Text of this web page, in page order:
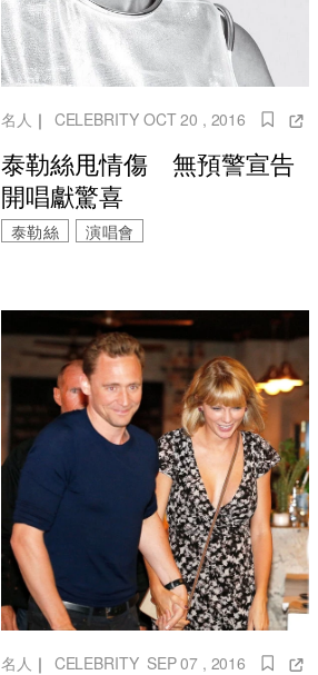
名人 ｜ CELEBRITY OCT 20 , 2016
泰勒絲甩情傷 無預警宣告
開唱獻驚喜
泰勒絲 演唱會
名人 ｜ CELEBRITY SEP 07 , 2016